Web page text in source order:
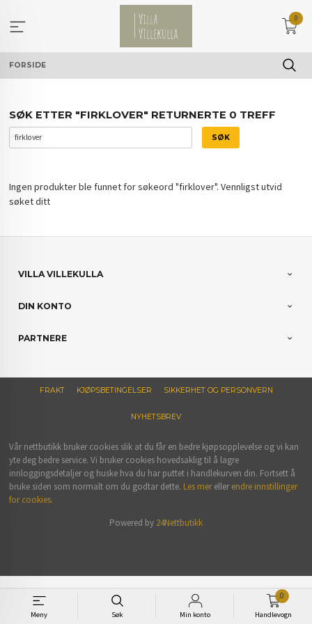
innholdet
Meny Søk Min konto Handlevogn
0
0
FORSIDE
SØK ETTER "FIRKLOVER" RETURNERTE 0 TREFF
Ingen produkter ble funnet for søkeord "firklover". Vennligst utvid
søket ditt
VILLA VILLEKULLA
DIN KONTO
PARTNERE
FRAKT KJØPSBETINGELSER SIKKERHET OG PERSONVERN
NYHETSBREV
Vår nettbutikk bruker cookies slik at du får en bedre kjøpsopplevelse og vi kan
yte deg bedre service. Vi bruker cookies hovedsaklig til å lagre
innloggingsdetaljer og huske hva du har puttet i handlekurven din. Fortsett å
bruke siden som normalt om du godtar dette. Les merellerendre innstillinger
for cookies.
Powered by 24Nettbutikk